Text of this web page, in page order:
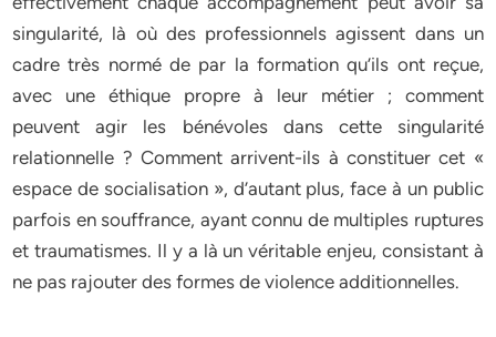
singularité, là où des professionnels agissent dans un
cadre très normé de par la formation qu’ils ont reçue,
avec une éthique propre à leur métier ; comment
peuvent agir les bénévoles dans cette singularité
relationnelle ? Comment arrivent-ils à constituer cet «
espace de socialisation », d’autant plus, face à un public
parfois en souffrance, ayant connu de multiples ruptures
et traumatismes. Il y a là un véritable enjeu, consistant à
ne pas rajouter des formes de violence additionnelles.